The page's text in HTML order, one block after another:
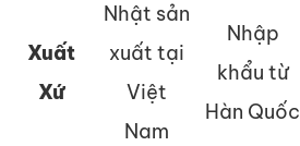
Xuất
Xứ
Nhật sản
xuất tại
Việt
Nam
Nhập
khẩu từ
Hàn Quốc